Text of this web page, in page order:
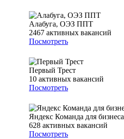
Алабуга, ОЭЗ ППТ
2467 активных вакансий
Посмотреть
Первый Трест
10 активных вакансий
Посмотреть
Яндекс Команда для бизнеса
628 активных вакансий
Посмотреть